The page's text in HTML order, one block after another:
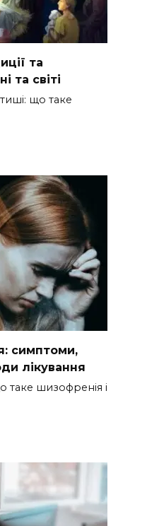
та
та світі
що таке
симптоми,
лікування
таке шизофренія і